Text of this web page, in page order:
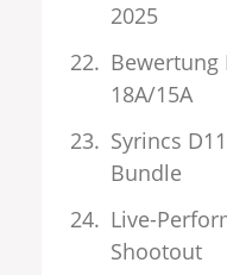
2025
Bewertung
18A/15A
Syrincs
Bundle
Live-
Shootout